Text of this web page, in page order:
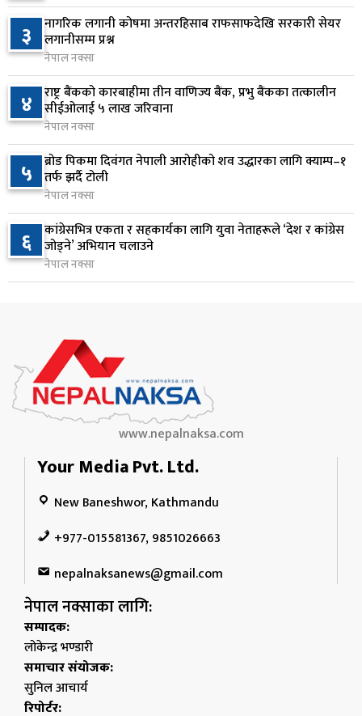
७
निम्सदाइसहित चार पर्वतारोहीको शव बेस क्याम्पमा
ल्याइयो
१ दिन अघि
८
सुनसरी र सिरहाका घटनाका पीडितलाई राहत र उपचार
दिने सरकारको निर्णय
१ दिन अघि
९
कृषि क्षेत्रलाई आत्मनिर्भर बनाउने लक्ष्यसहित राष्ट्रिय कृषि
नीति २०८३ जारी
१ दिन अघि
१० नेपाल टेलिकमले बक्यौता महसुलमा जरिवाना छुट दिने
१ दिन अघि
३ नागरिक लगानी कोषमा अन्तरहिसाब राफसाफदेखि सरकारी सेयर
लगानीसम्म प्रश्न
नेपाल नक्सा
४ राष्ट्र बैंकको कारबाहीमा तीन वाणिज्य बैंक, प्रभु बैंकका तत्कालीन
सीईओलाई ५ लाख जरिवाना
नेपाल नक्सा
५ ब्रोड पिकमा दिवंगत नेपाली आरोहीको शव उद्धारका लागि क्याम्प–१
तर्फ झर्दै टोली
नेपाल नक्सा
६ कांग्रेसभित्र एकता र सहकार्यका लागि युवा नेताहरूले ‘देश र कांग्रेस
जोड्ने’ अभियान चलाउने
नेपाल नक्सा
www.nepalnaksa.com
Your Media Pvt. Ltd.
New Baneshwor, Kathmandu
+977-015581367, 9851026663
nepalnaksanews@gmail.com
नेपाल नक्साका लागि:
सम्पादक:
लोकेन्द्र भण्डारी
समाचार संयोजक:
सुनिल आचार्य
रिपोर्टर: